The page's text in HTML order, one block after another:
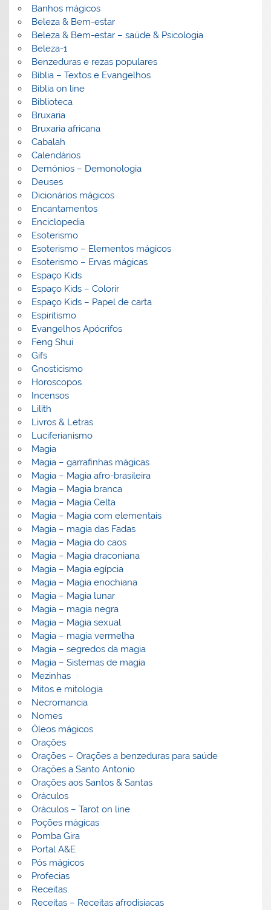
Banhos mágicos
Beleza & Bem-estar
Beleza & Bem-estar – saúde & Psicologia
Beleza-1
Benzeduras e rezas populares
Bíblia – Textos e Evangelhos
Biblia on line
Biblioteca
Bruxaria
Bruxaria africana
Cabalah
Calendários
Demónios – Demonologia
Deuses
Dicionários mágicos
Encantamentos
Enciclopedia
Esoterismo
Esoterismo – Elementos mágicos
Esoterismo – Ervas mágicas
Espaço Kids
Espaço Kids – Colorir
Espaço Kids – Papel de carta
Espiritismo
Evangelhos Apócrifos
Feng Shui
Gifs
Gnosticismo
Horoscopos
Incensos
Lilith
Livros & Letras
Luciferianismo
Magia
Magia – garrafinhas mágicas
Magia – Magia afro-brasileira
Magia – Magia branca
Magia – Magia Celta
Magia – Magia com elementais
Magia – magia das Fadas
Magia – Magia do caos
Magia – Magia draconiana
Magia – Magia egípcia
Magia – Magia enochiana
Magia – Magia lunar
Magia – magia negra
Magia – Magia sexual
Magia – magia vermelha
Magia – segredos da magia
Magia – Sistemas de magia
Mezinhas
Mitos e mitologia
Necromancia
Nomes
Óleos mágicos
Orações
Orações – Orações a benzeduras para saúde
Orações a Santo Antonio
Orações aos Santos & Santas
Oráculos
Oráculos – Tarot on line
Poções mágicas
Pomba Gira
Portal A&E
Pós mágicos
Profecias
Receitas
Receitas – Receitas afrodisiacas